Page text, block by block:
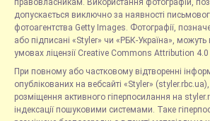
правовласникам. Використання фотографій,
допускається виключно за наявності
фотоагентства Getty Images. Фотографії,
або підписані «Styler» чи «РБК-Україна»,
умовах ліцензії Creative Commons Attribution
При повному або частковому відтворенні
опублікованих на вебсайті «Styler»
розміщення активного гіперпосилання на
індексації пошуковими системами. Таке